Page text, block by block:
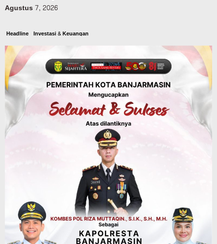
Agustus 7, 2026
Headline Investasi & Keuangan
KUA-PPAS 2027 Banjarbaru Defisit 170
Miliar, Pendapatan 1,2 Triliun Belanja
1,37 Triliun, Tutup Kekurangan dari
SiLPA
Agustus 7, 2026
Kalsel
Operasi Sikat Intan 2026 Berakhir, Polda
Kalsel Amankan Ribuan Miras Hingga
Pemerintahan Sosial & Keagamaan
Banjarmasin Pilot Project Perlinsos